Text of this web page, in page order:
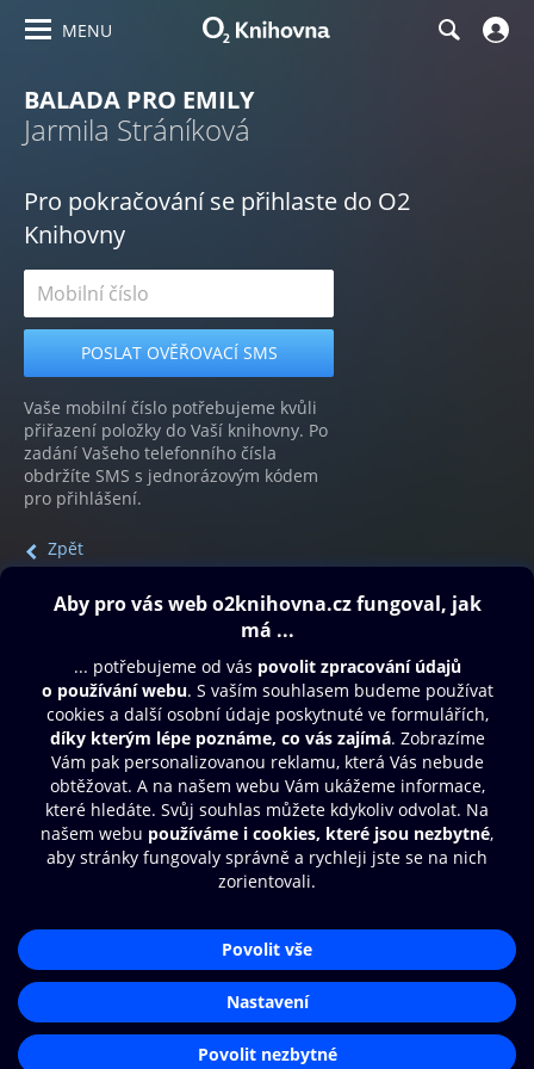
MENU
BALADA PRO EMILY
Jarmila Stráníková
Pro pokračování se přihlaste do O2
Knihovny
Vaše mobilní číslo potřebujeme kvůli
přiřazení položky do Vaší knihovny. Po
zadání Vašeho telefonního čísla
obdržíte SMS s jednorázovým kódem
pro přihlášení.
Zpět
Obsah ke stažení
Moje O2 Knihovna
Další zábava
© O2 Czech Republic a.s.
Přístupnost
Zásady zpracování osobních údajů
Nastavení cookies
Aplikace O2 Knihovna
Čti a poslouchej své e-knihy a
audioknihy rychleji a pohodlněji.